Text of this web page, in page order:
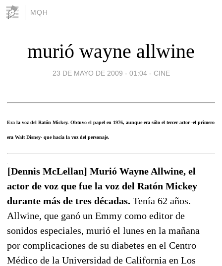
MQH
murió wayne allwine
23 DE MAYO DE 2009 - 01:04 - CINE
Era la voz del Ratón Mickey. Obtuvo el papel en 1976, aunque era sólo el tercer actor -el primero
era Walt Disney- que hacía la voz del personaje.
[Dennis McLellan] Murió Wayne Allwine, el
actor de voz que fue la voz del Ratón Mickey
durante más de tres décadas. Tenía 62 años.
Allwine, que ganó un Emmy como editor de
sonidos especiales, murió el lunes en la mañana
por complicaciones de su diabetes en el Centro
Médico de la Universidad de California en Los